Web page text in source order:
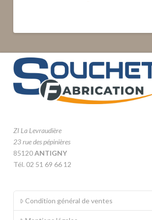
ZI La Levraudière
23 rue des pépinières
85120ANTIGNY
Tél. 02 51 69 66 12
Condition général de ventes